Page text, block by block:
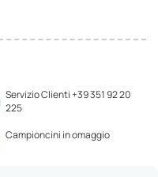
Servizio Clienti +39 351 92 20
225
Campioncini in omaggio